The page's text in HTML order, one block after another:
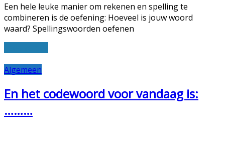
Een hele leuke manier om rekenen en spelling te
combineren is de oefening: Hoeveel is jouw woord
waard? Spellingswoorden oefenen
Algemeen
En het codewoord voor vandaag is:
………